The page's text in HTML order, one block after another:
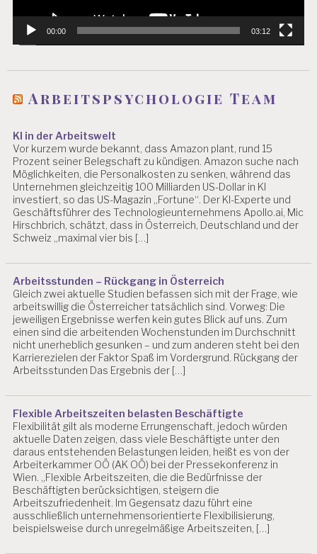
00:00 03:12
Arbeitspsychologie Team
KI in der Arbeitswelt
Vor kurzem wurde bekannt, dass Amazon plant, rund 15
Prozent seiner Belegschaft zu kündigen. Amazon suche nach
Möglichkeiten, die Personalkosten zu senken, während das
Unternehmen gleichzeitig 100 Milliarden US-Dollar in KI
investiert, so das US-Magazin „Fortune“. Der KI-Experte und
Geschäftsführer des Technologieunternehmens Apollo.ai, Mic
Hirschbrich, schätzt, dass in Österreich, Deutschland und der
Schweiz „maximal vier bis […]
Arbeitsstunden – Rückgang in Österreich
Gleich zwei aktuelle Studien befassen sich mit der Frage, wie
arbeitswillig die Österreicher tatsächlich sind. Vorweg: Die
jeweiligen Ergebnisse werfen kein gutes Blick auf uns. Zum
einen sind die arbeitenden Wochenstunden im Durchschnitt
nicht unerheblich gesunken – und zum anderen steht bei den
Karrierezielen der Faktor Spaß im Vordergrund. Rückgang der
Arbeitsstunden Das Ergebnis der […]
Flexible Arbeitszeiten belasten Beschäftigte
Flexibilität gilt als moderne Errungenschaft, jedoch würden
aktuelle Daten zeigen, dass viele Beschäftigte unter den
daraus entstehenden Belastungen leiden, heißt es von der
Arbeiterkammer OÖ (AK OÖ) bei der Pressekonferenz in
Wien. „Flexible Arbeitszeiten, die die Bedürfnisse der
Beschäftigten berücksichtigen, steigern die
Arbeitszufriedenheit. Im Gegensatz dazu führt eine
ausschließlich unternehmensorientierte Flexibilisierung,
beispielsweise durch unregelmäßige Arbeitszeiten, […]